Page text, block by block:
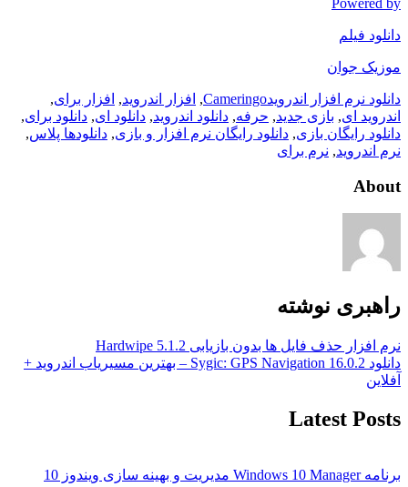
دانلود فیلم
موزیک جوان
دانلود نرم افزار اندرویدCameringo
, افزار اندروید, افزار برای,
اندروید ای, بازی جدید, حرفه, دانلود اندروید, دانلود ای, دانلود برای,
دانلود رایگان بازی, دانلود رایگان نرم افزار و بازی, دانلودها پلاس,
نرم اندروید, نرم برای
About
راهبری نوشته
نرم افزار حذف فایل ها بدون بازیابی Hardwipe 5.1.2
دانلود Sygic: GPS Navigation 16.0.2 – بهترین مسیریاب اندروید +
آفلاین
Latest Posts
برنامه Windows 10 Manager مدیریت و بهینه سازی ویندوز 10